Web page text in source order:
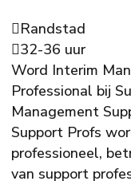
Randstad
32-36 uur
Word Interim
Professional bij
Management
Support Profs
professioneel,
van support